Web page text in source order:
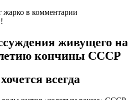
живущего на
кончины СССР
всегда